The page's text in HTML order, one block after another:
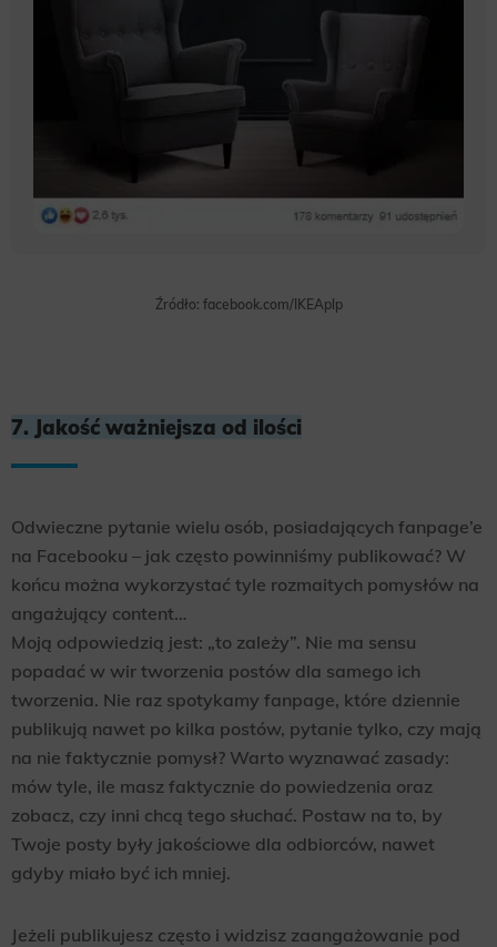
Źródło: facebook.com/IKEAplp
7. Jakość ważniejsza od ilości
Odwieczne pytanie wielu osób, posiadających fanpage’e
na Facebooku – jak często powinniśmy publikować? W
końcu można wykorzystać tyle rozmaitych pomysłów na
angażujący content…
Moją odpowiedzią jest: „to zależy”. Nie ma sensu
popadać w wir tworzenia postów dla samego ich
tworzenia. Nie raz spotykamy fanpage, które dziennie
publikują nawet po kilka postów, pytanie tylko, czy mają
na nie faktycznie pomysł? Warto wyznawać zasady:
mów tyle, ile masz faktycznie do powiedzenia oraz
zobacz, czy inni chcą tego słuchać. Postaw na to, by
Twoje posty były jakościowe dla odbiorców, nawet
gdyby miało być ich mniej.
Jeżeli publikujesz często i widzisz zaangażowanie pod